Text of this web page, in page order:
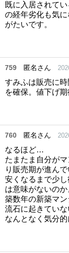
既に入居されて
の経年劣化も気
がたいです。
759 匿名さん
すみふは販売に
を確保。値下げ
760 匿名さん
なるほど…
たまたま自分が
り販売期が進ん
安くなるまで少
は意味がないのか
築数年の新築マ
流石に起きてい
なんとなく気分